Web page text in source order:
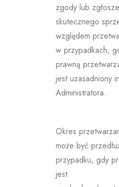
zgody lub
skutecznego
względem
w przypadkach,
prawną
jest uzasadniony
Administratora.
Okres
może być
przypadku, gdy
jest